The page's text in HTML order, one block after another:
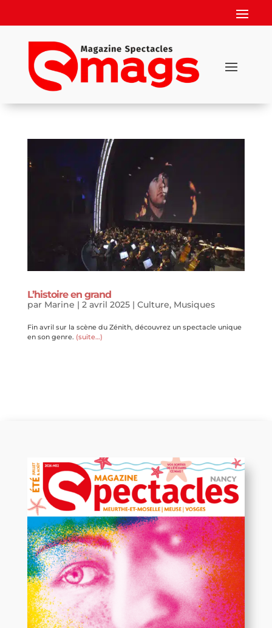
L’histoire en grand
par Marine | 2 avril 2025| Culture, Musiques
Fin avril sur la scène du Zénith, découvrez un spectacle unique
en son genre. (suite…)